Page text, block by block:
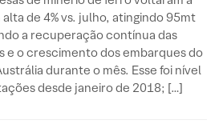
de 4% vs. julho, atingindo 95mt
a recuperação contínua das
e o crescimento dos embarques do
durante o mês. Esse foi nível
desde janeiro de 2018; […]